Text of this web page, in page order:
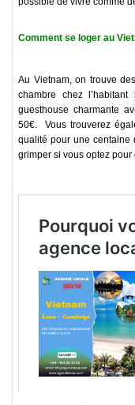
Comment se loger au
Au Vietnam, on trouve
chambre chez
guesthouse charmante
50€. Vous trouverez
qualité pour une centaine
grimper si vous optez